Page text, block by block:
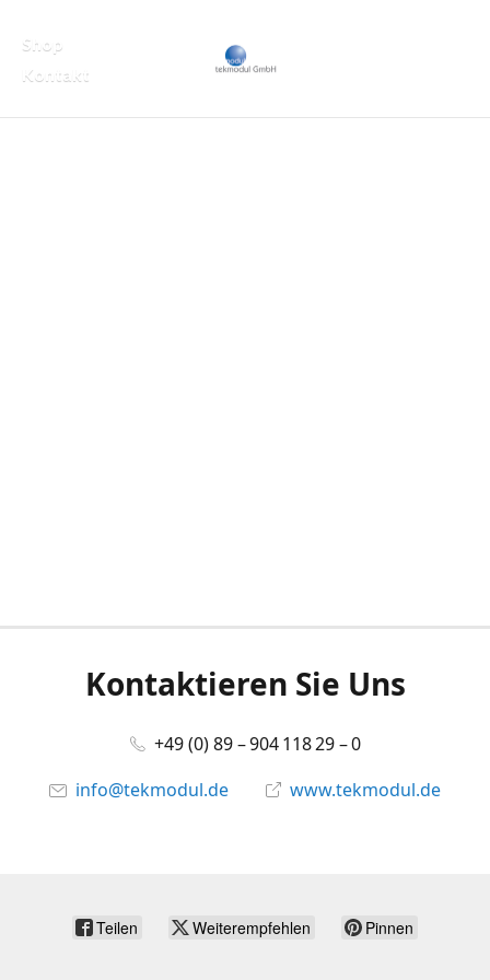
Shop
Kontakt
Kontaktieren Sie Uns
+49 (0) 89 – 904 118 29 – 0
info@tekmodul.de
www.tekmodul.de
Teilen Weiterempfehlen Pinnen